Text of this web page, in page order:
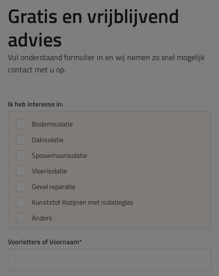
Gratis en vrijblijvend
advies
Vul onderstaand formulier in en wij nemen zo snel mogelijk
contact met u op.
Ik heb interesse in:
Bodemisolatie
Dakisolatie
Spouwmuurisolatie
Vloerisolatie
Gevel reparatie
Kunststof Kozijnen met isolatieglas
Anders
Voorletters of Voornaam*